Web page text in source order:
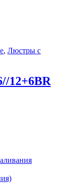
, Люстры с
12+6BR